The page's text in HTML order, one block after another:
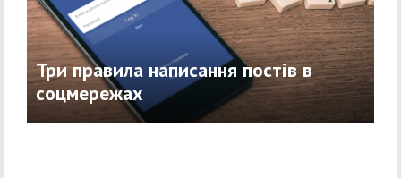
Три правила написання постів в
соцмережах